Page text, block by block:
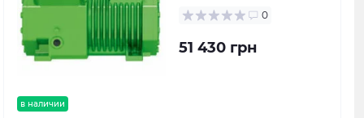
в наличии
0
51 430 грн